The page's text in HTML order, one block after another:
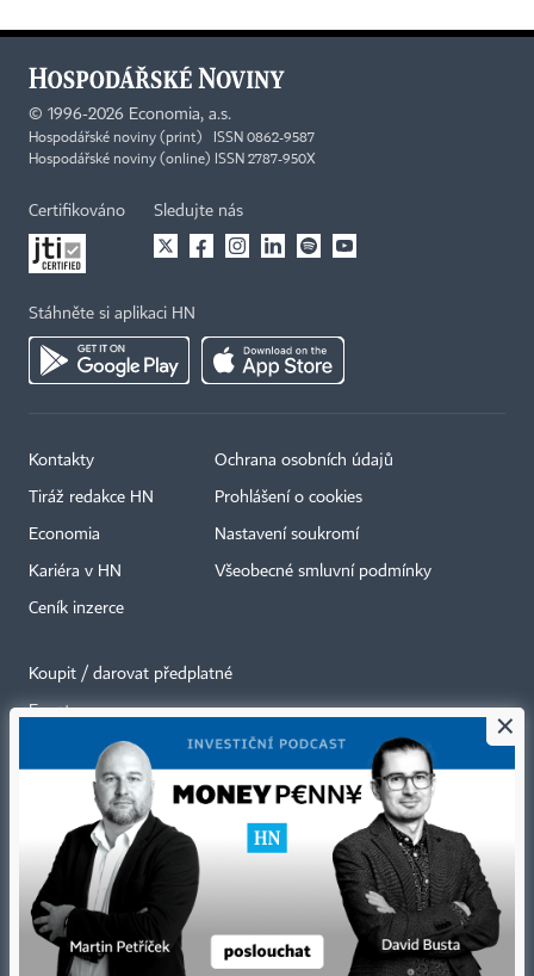
© 1996-2026 Economia, a.s.
Hospodářské noviny (print) ISSN 0862-9587
Hospodářské noviny (online) ISSN 2787-950X
Certifikováno Sledujte nás
Stáhněte si aplikaci HN
Kontakty
Tiráž redakce HN
Economia
Kariéra v HN
Ceník inzerce
Ochrana osobních údajů
Prohlášení o cookies
Nastavení soukromí
Všeobecné smluvní podmínky
Koupit / darovat předplatné
Eventy
Newslettery
RSS kanály
Autorská práva vykonává vydavatel. Bez písemného svolení vydavatele je
zakázáno jakékoli užití částí nebo celku díla, zejména rozmnožování a šíření
jakýmkoli způsobem, mechanickým nebo elektronickým, v českém nebo
jiném jazyce. Bez souhlasu vydavatele je zakázáno též rozmnožování
obsahu pro účely automatizované analýzy textů nebo dat
×